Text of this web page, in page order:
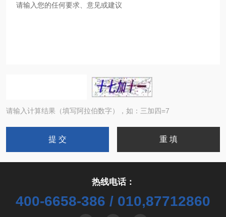
请输入计算结果（填写阿拉伯数字），如：三加四=7
热线电话：
400-6658-386 / 010,87712860